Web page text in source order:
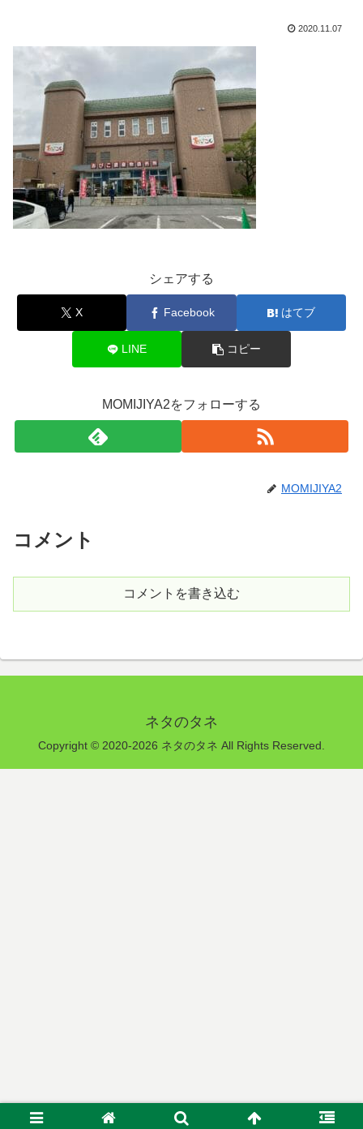
2020.11.07
シェアする
X Facebook はてブ
LINE コピー
MOMIJIYA2をフォローする
MOMIJIYA2
コメント
コメントを書き込む
ネタのタネ
Copyright © 2020-2026 ネタのタネ All Rights Reserved.